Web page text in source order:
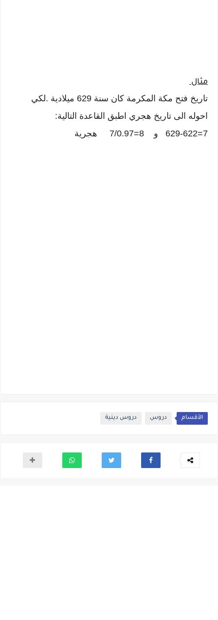
مثال
تاريخ فتح مكة المكرمة كان سنة 629 ميلادية .لكي
احوله الى تاريخ هجري اطبق القاعدة التالية:
7=629-622 و 8=7/0.97 هجرية
الأقسام دروس دروس دينية